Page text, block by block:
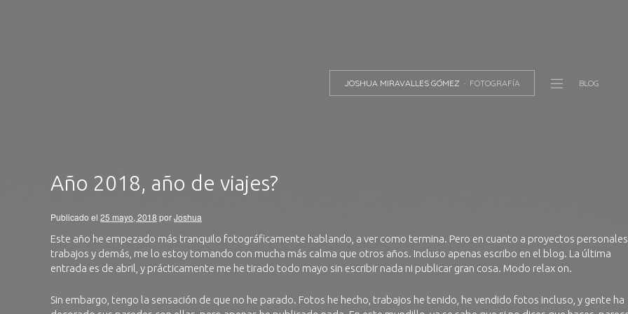
JOSHUA MIRAVALLES GÓMEZ FOTOGRAFÍA BLOG
Año 2018, año de viajes?
Publicado el 25 mayo, 2018 porJoshua
Este año he empezado más tranquilo fotográficamente hablando, a ver como termina. Pero en cuanto a proyectos
trabajos y demás, me lo estoy tomando con mucha más calma que otros años. Incluso apenas escribo en el blog. La última
entrada es de abril, y prácticamente me he tirado todo mayo sin escribir nada ni publicar gran cosa. Modo relax on.
Sin embargo, tengo la sensación de que no he parado. Fotos he hecho, trabajos he tenido, he vendido fotos incluso, y gente ha